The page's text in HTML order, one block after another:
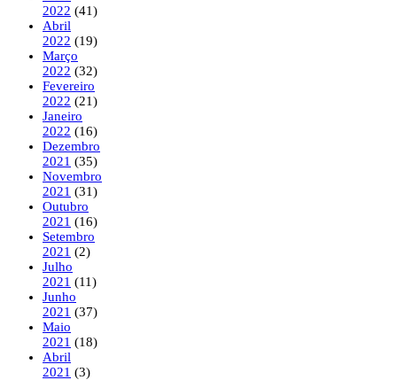
2022 (41)
Abril
2022 (19)
Março
2022 (32)
Fevereiro
2022 (21)
Janeiro
2022 (16)
Dezembro
2021 (35)
Novembro
2021 (31)
Outubro
2021 (16)
Setembro
2021 (2)
Julho
2021 (11)
Junho
2021 (37)
Maio
2021 (18)
Abril
2021 (3)